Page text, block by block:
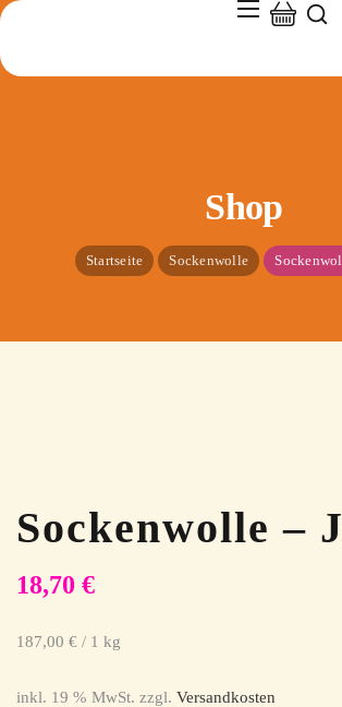
Shop
Startseite Sockenwolle
Sockenwolle –
18,70 €
187,00 € / 1 kg
inkl. 19 % MwSt. zzgl. Versandkosten